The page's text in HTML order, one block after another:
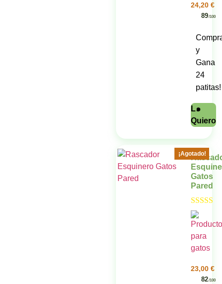
24,20 €
89/100
y
Gana
24
patitas!
L๑
Quiero
¡Agotado!
Gatos
Pared
Valorado
5.00
de 5
23,00 €
82/100